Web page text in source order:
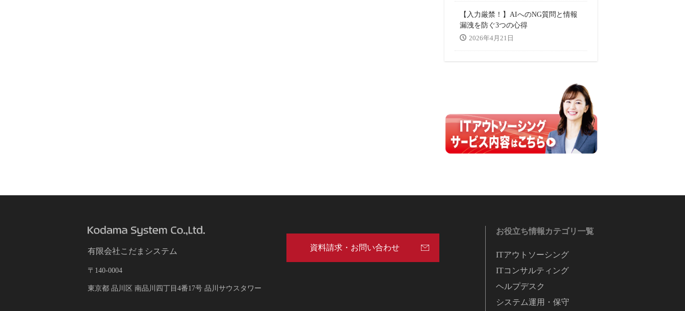
【入力厳禁！】AIへのNG質問と情報
漏洩を防ぐ3つの心得
2026年4月21日
有限会社こだまシステム
〒140-0004
東京都 品川区 南品川四丁目4番17号 品川サウスタワー
資料請求・お問い合わせ
お役立ち情報カテゴリ一覧
ITアウトソーシング
ITコンサルティング
ヘルプデスク
システム運用・保守